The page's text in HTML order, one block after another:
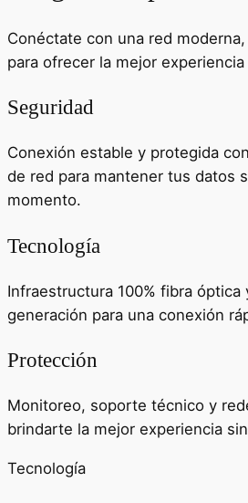
Conéctate con una red
para ofrecer la mejor
Seguridad
Conexión estable y protegida
de red para mantener tus datos
momento.
Tecnología
Infraestructura 100% fibra
generación para una conexión
Protección
Monitoreo, soporte técnico y
brindarte la mejor experiencia
Tecnología